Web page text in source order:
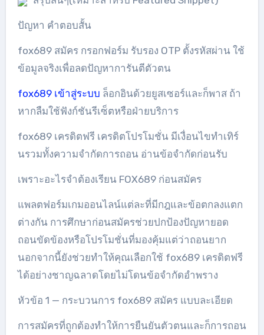
ปัญหา คำตอบสั้น
fox689 สมัคร กรอกฟอร์ม รับรอง OTP ตั้งรหัสผ่าน ใช้
ข้อมูลจริงเพื่อลดปัญหาการันตีตัวตน
fox689 เข้าสู่ระบบ ล็อกอินด้วยยูสเซอร์และก็พาส ถ้า
หากลืมใช้ฟังก์ชันรีเซ็ตหรือฝ่ายบริการ
fox689 เครดิตฟรี เครดิตโปรโมชั่น มีเงื่อนไขทำเทิร์
นรวมทั้งความจำกัดการถอน อ่านข้อจำกัดก่อนรับ
เพราะอะไรจำต้องเรียน FOX689 ก่อนสมัคร
แพลตฟอร์มเกมออนไลน์แต่ละที่มีกฎและข้อตกลงแตก
ต่างกัน การศึกษาก่อนสมัครช่วยปกป้องปัญหายอด
ถอนขัดข้องหรือโปรโมชั่นที่มองคุ้มแต่ว่าถอนยาก
นอกจากนี้ยังช่วยทำให้คุณเลือกใช้ fox689 เครดิตฟรี
ได้อย่างชาญฉลาดโดยไม่โดนข้อจำกัดอำพราง
หัวข้อ 1 — กระบวนการ fox689 สมัคร แบบละเอียด
การสมัครที่ถูกต้องทำให้การยืนยันตัวตนและก็การถอน